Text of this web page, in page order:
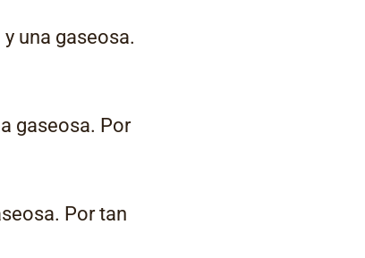
una gaseosa.
gaseosa. Por
Por tan